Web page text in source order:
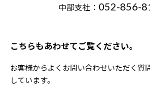
中部支社： 052-856-
こちらもあわせてご覧ください。
お客様からよくお問い合わせいただく質
しています。